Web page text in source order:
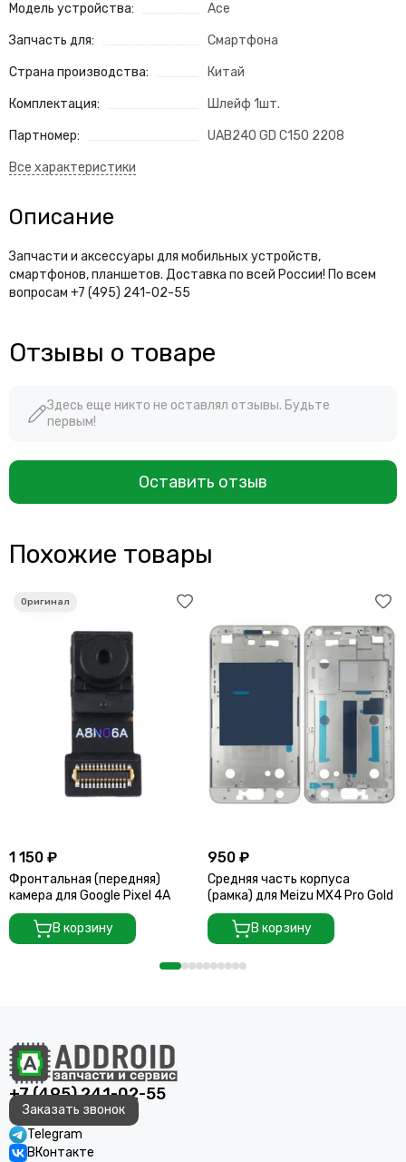
Модель устройства: Ace
Запчасть для: Смартфона
Страна производства: Китай
Комплектация: Шлейф 1шт.
Партномер: UAB240 GD C150 2208
Описание
Запчасти и аксессуары для мобильных устройств,
смартфонов, планшетов. Доставка по всей России! По всем
вопросам +7 (495) 241-02-55
Отзывы о товаре
Здесь еще никто не оставлял отзывы. Будьте
первым!
Оставить отзыв
Похожие товары
1 150 ₽
Фронтальная (передняя)
камера для Google Pixel 4A
В корзину
950 ₽
Средняя часть корпуса
(рамка) для Meizu MX4 Pro Gold
В корзину
+7 (495) 241-02-55
Заказать звонок
Telegram
ВКонтакте